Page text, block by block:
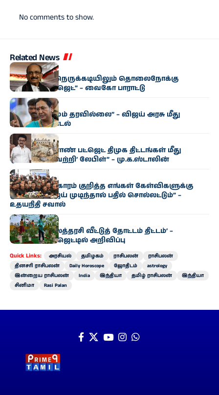
No comments to show.
Related News
அரசியல்
“மிகுந்த நிதி நெருக்கடியிலும் தொலைநோக்கு
வேளாண் பட்ஜெட்” – வைகோ பாராட்டு
அரசியல்
“எந்த மாற்றமும் தரவில்லை” – விஜய் அரசு மீது
பிரேமலதா சாடல்
அரசியல்
“தமிழக வேளாண் பட்ஜெட் திமுக திட்டங்கள் மீது
ஒட்டப்பட்ட ‘வெற்றி’ லேபிள்” – மு.க.ஸ்டாலின்
அரசியல்
“காவிரி விவகாரம் குறித்த எங்கள் கேள்விகளுக்கு
முதல்வர் விஜய் முடிந்தால் பதில் சொல்லட்டும்” –
உதயநிதி சவால்
அரசியல்
‘வெற்றி இல்லத்தரசி வீட்டுத் தோட்டம் திட்டம்’ –
வேளாண் பட்ஜெட்டில் அறிவிப்பு
Quick Links: அரசியல் தமிழகம் ராசிபலன்
ராசிபலன்
தினசரி ராசிபலன்
Daily Horoscope ஜோதிடம்
astrology
இன்றைய ராசிபலன்
India இந்தியா தமிழ் ராசிபலன்
இந்தியா
சினிமா
Rasi Palan